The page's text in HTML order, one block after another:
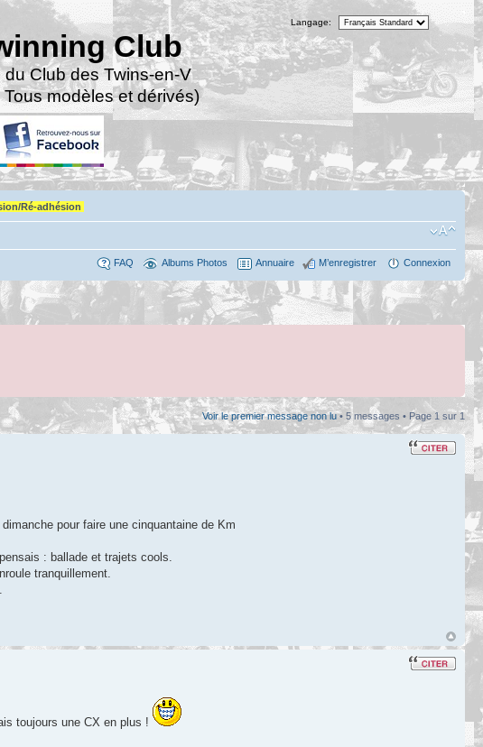
Club
du Club des Twins-en-V
modèles et dérivés)
Langage:
Ré-adhésion
FAQ Albums Photos Annuaire M’enregistrer Connexion
Voir le premier message non lu• 5 messages • Page 1 sur 1
pour faire une cinquantaine de Km
: ballade et trajets cools.
tranquillement.
toujours une CX en plus !